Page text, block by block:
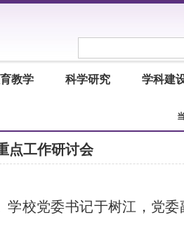
教学 科学研究 学科建
点工作研讨会
学校党委书记于树江，党